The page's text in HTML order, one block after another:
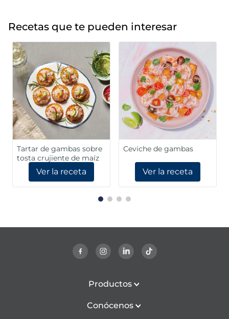
Recetas que te pueden interesar
Tartar de gambas sobre
tosta crujiente de maíz
Ver la receta
Ceviche de gambas
Ver la receta
Productos
Conócenos